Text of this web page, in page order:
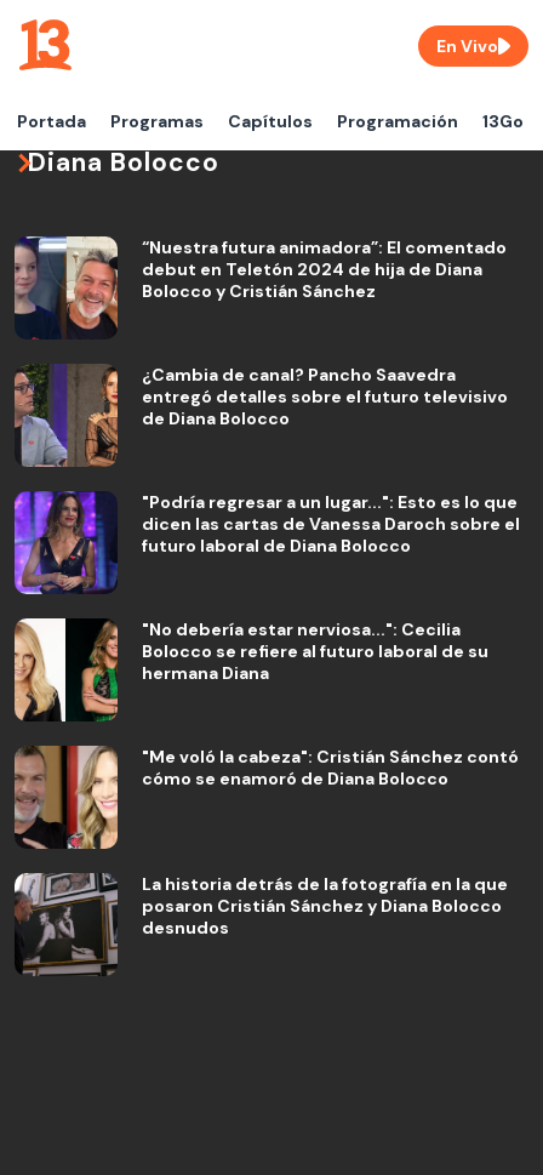
Portada Programas Capítulos Programación 13Go
En Vivo
Diana Bolocco
“Nuestra futura animadora”: El comentado
debut en Teletón 2024 de hija de Diana
Bolocco y Cristián Sánchez
¿Cambia de canal? Pancho Saavedra
entregó detalles sobre el futuro televisivo
de Diana Bolocco
"Podría regresar a un lugar...": Esto es lo que
dicen las cartas de Vanessa Daroch sobre el
futuro laboral de Diana Bolocco
"No debería estar nerviosa...": Cecilia
Bolocco se refiere al futuro laboral de su
hermana Diana
"Me voló la cabeza": Cristián Sánchez contó
cómo se enamoró de Diana Bolocco
La historia detrás de la fotografía en la que
posaron Cristián Sánchez y Diana Bolocco
desnudos